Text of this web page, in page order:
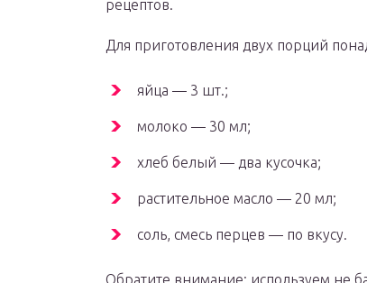
рецептов.
Для приготовления двух порций
яйца — 3 шт.;
молоко — 30 мл;
хлеб белый — два кусочка;
растительное масло — 20 мл;
соль, смесь перцев — по вкусу.
Обратите внимание: используем не